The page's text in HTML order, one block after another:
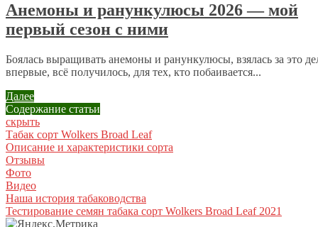
Анемоны и ранункулюсы 2026 — мой
первый сезон с ними
Боялась выращивать анемоны и ранункулюсы, взялась за это
впервые, всё получилось, для тех, кто побаивается...
Далее
Содержание статьи
скрыть
Табак сорт Wolkers Broad Leaf
Описание и характеристики сорта
Отзывы
Фото
Видео
Наша история табаководства
Тестирование семян табака сорт Wolkers Broad Leaf 2021